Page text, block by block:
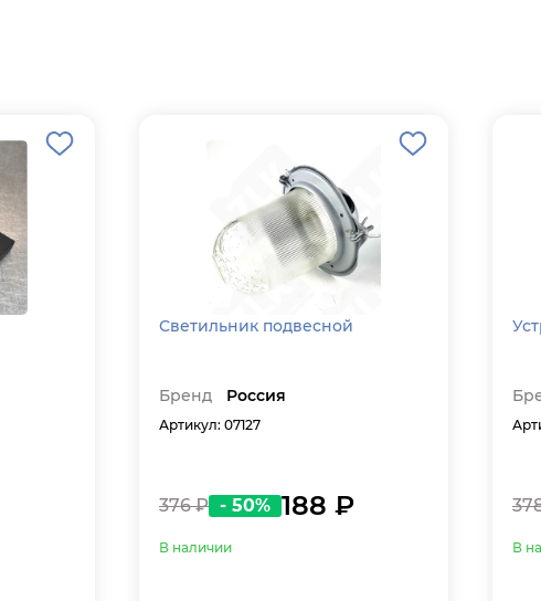
Светильник подвесной
Бренд Россия
Артикул: 07127
376 ₽ - 50% 188 ₽
В наличии В